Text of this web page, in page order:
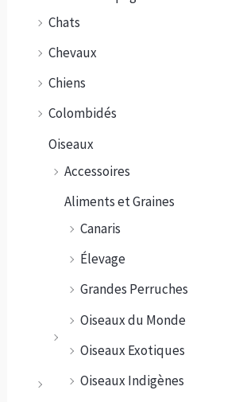
Chats
Chevaux
Chiens
Colombidés
Oiseaux
Accessoires
Aliments et Graines
Canaris
Élevage
Grandes Perruches
Oiseaux du Monde
Oiseaux Exotiques
Oiseaux Indigènes